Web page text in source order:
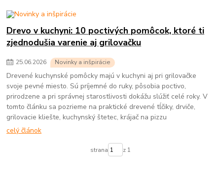
Drevo v kuchyni: 10 poctivých pomôcok, ktoré ti
zjednodušia varenie aj grilovačku
25.06.2026 Novinky a inšpirácie
Drevené kuchynské pomôcky majú v kuchyni aj pri grilovačke
svoje pevné miesto. Sú príjemné do ruky, pôsobia poctivo,
prirodzene a pri správnej starostlivosti dokážu slúžiť celé roky. V
tomto článku sa pozrieme na praktické drevené tĺčiky, drviče,
grilovacie kliešte, kuchynský štetec, krájač na pizzu
celý článok
strana z 1